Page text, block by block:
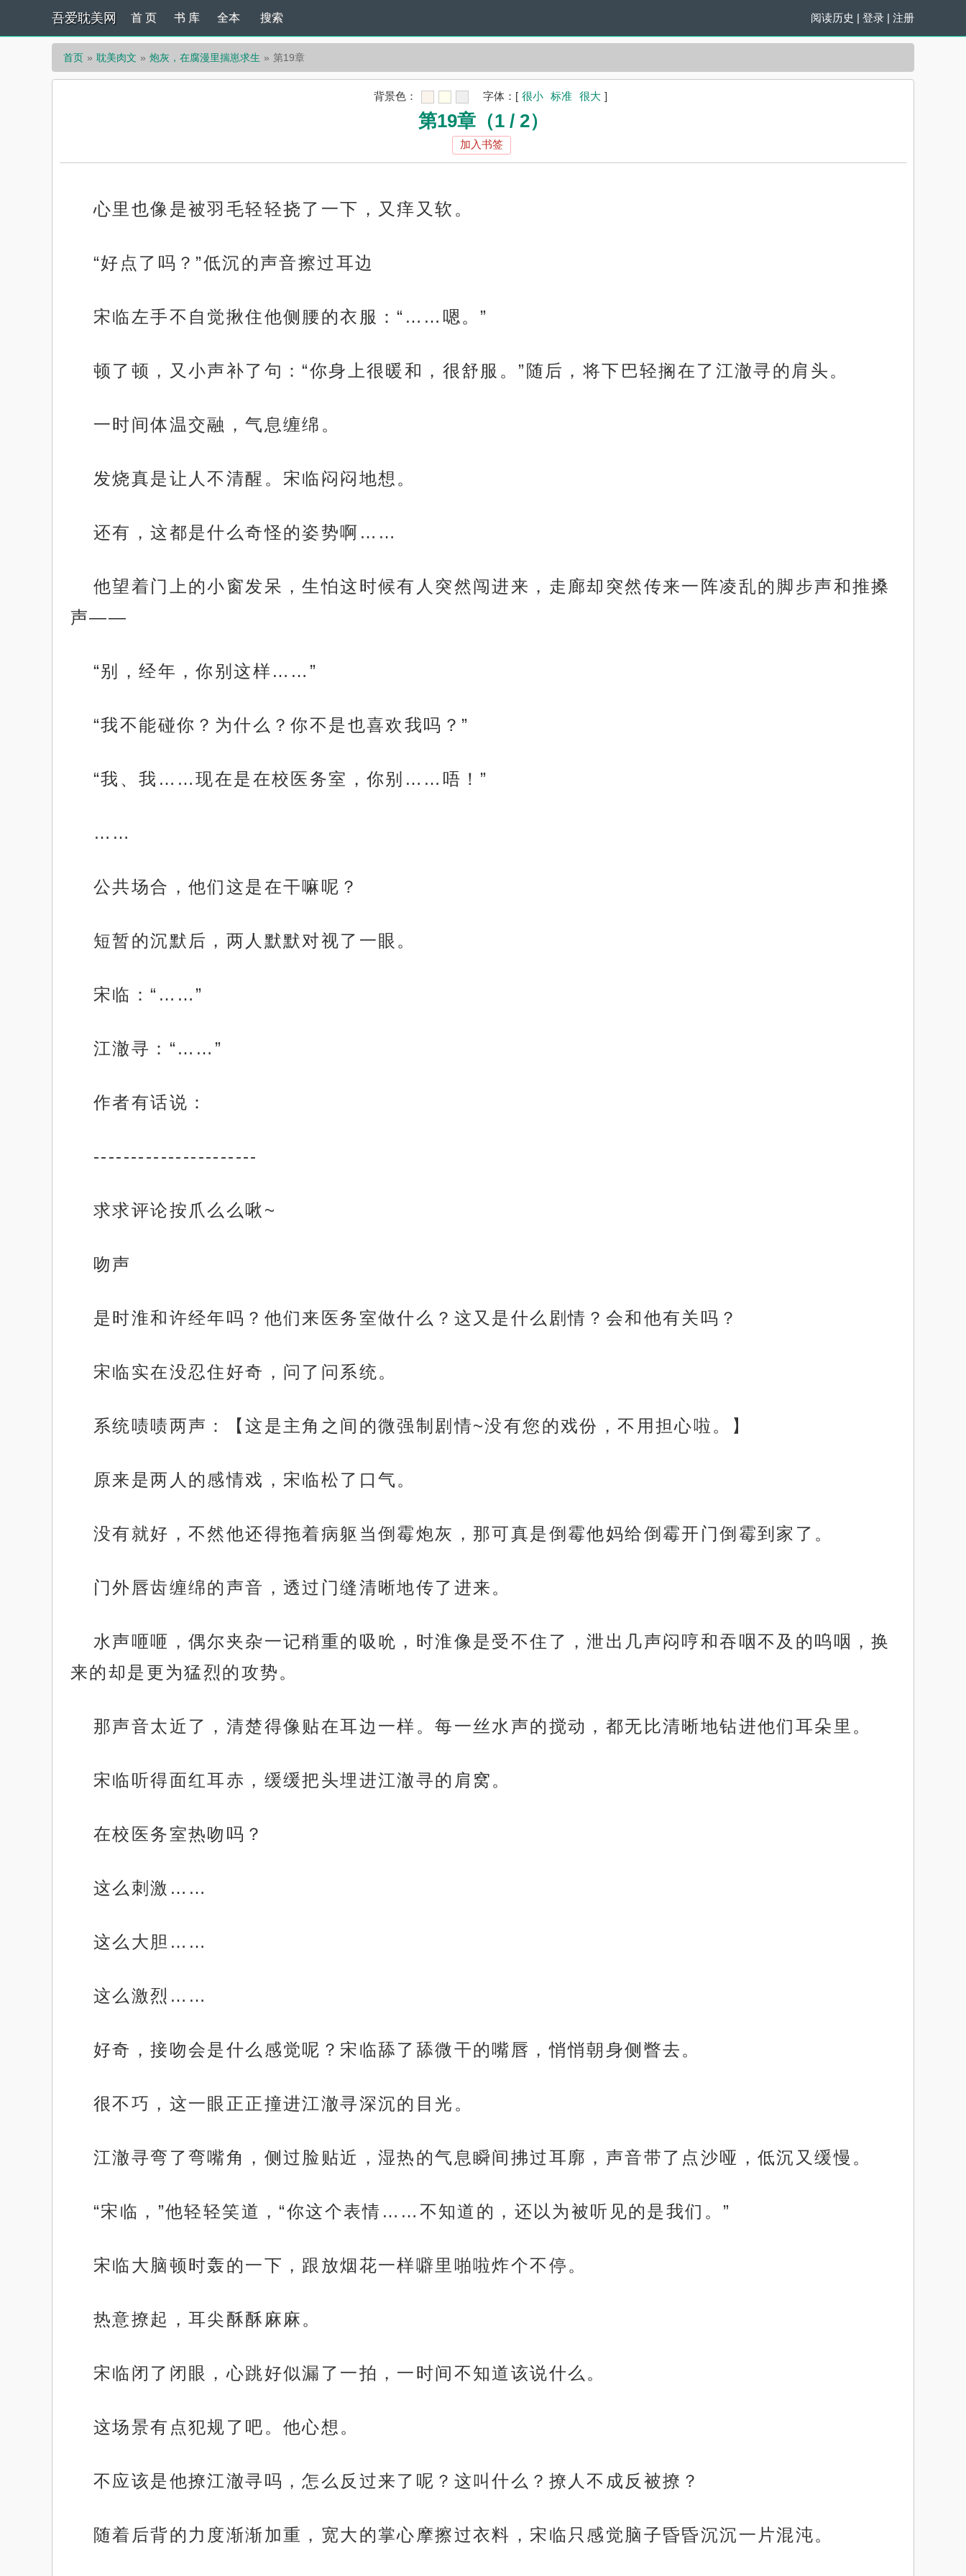
吾爱耽美网 阅读历史 | 登录 | 注册
首 页 书 库 全本 搜索
首页 耽美肉文 炮灰，在腐漫里揣崽求生 第19章
背景色： 字体： [ 很小 标准 很大 ]
第19章（1 / 2）
加入书签
心里也像是被羽毛轻轻挠了一下，又痒又软。
“好点了吗？”低沉的声音擦过耳边
宋临左手不自觉揪住他侧腰的衣服：“……嗯。”
顿了顿，又小声补了句：“你身上很暖和，很舒服。”随后，将下巴轻搁在了江澈寻的肩头。
一时间体温交融，气息缠绵。
发烧真是让人不清醒。宋临闷闷地想。
还有，这都是什么奇怪的姿势啊……
他望着门上的小窗发呆，生怕这时候有人突然闯进来，走廊却突然传来一阵凌乱的脚步声和推搡
声——
“别，经年，你别这样……”
“我不能碰你？为什么？你不是也喜欢我吗？”
“我、我……现在是在校医务室，你别……唔！”
……
公共场合，他们这是在干嘛呢？
短暂的沉默后，两人默默对视了一眼。
宋临：“……”
江澈寻：“……”
作者有话说：
----------------------
求求评论按爪么么啾~
吻声
是时淮和许经年吗？他们来医务室做什么？这又是什么剧情？会和他有关吗？
宋临实在没忍住好奇，问了问系统。
系统啧啧两声：【这是主角之间的微强制剧情~没有您的戏份，不用担心啦。】
原来是两人的感情戏，宋临松了口气。
没有就好，不然他还得拖着病躯当倒霉炮灰，那可真是倒霉他妈给倒霉开门倒霉到家了。
门外唇齿缠绵的声音，透过门缝清晰地传了进来。
水声咂咂，偶尔夹杂一记稍重的吸吮，时淮像是受不住了，泄出几声闷哼和吞咽不及的呜咽，换
来的却是更为猛烈的攻势。
那声音太近了，清楚得像贴在耳边一样。每一丝水声的搅动，都无比清晰地钻进他们耳朵里。
宋临听得面红耳赤，缓缓把头埋进江澈寻的肩窝。
在校医务室热吻吗？
这么刺激……
这么大胆……
这么激烈……
好奇，接吻会是什么感觉呢？宋临舔了舔微干的嘴唇，悄悄朝身侧瞥去。
很不巧，这一眼正正撞进江澈寻深沉的目光。
江澈寻弯了弯嘴角，侧过脸贴近，湿热的气息瞬间拂过耳廓，声音带了点沙哑，低沉又缓慢。
“宋临，”他轻轻笑道，“你这个表情……不知道的，还以为被听见的是我们。”
宋临大脑顿时轰的一下，跟放烟花一样噼里啪啦炸个不停。
热意撩起，耳尖酥酥麻麻。
宋临闭了闭眼，心跳好似漏了一拍，一时间不知道该说什么。
这场景有点犯规了吧。他心想。
不应该是他撩江澈寻吗，怎么反过来了呢？这叫什么？撩人不成反被撩？
随着后背的力度渐渐加重，宽大的掌心摩擦过衣料，宋临只感觉脑子昏昏沉沉一片混沌。